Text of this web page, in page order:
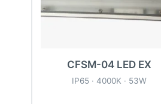
CFSM-04 LED EX
IP65 · 4000K · 53W